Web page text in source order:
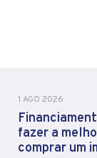
1 AGO 2026
fazer a
comprar um